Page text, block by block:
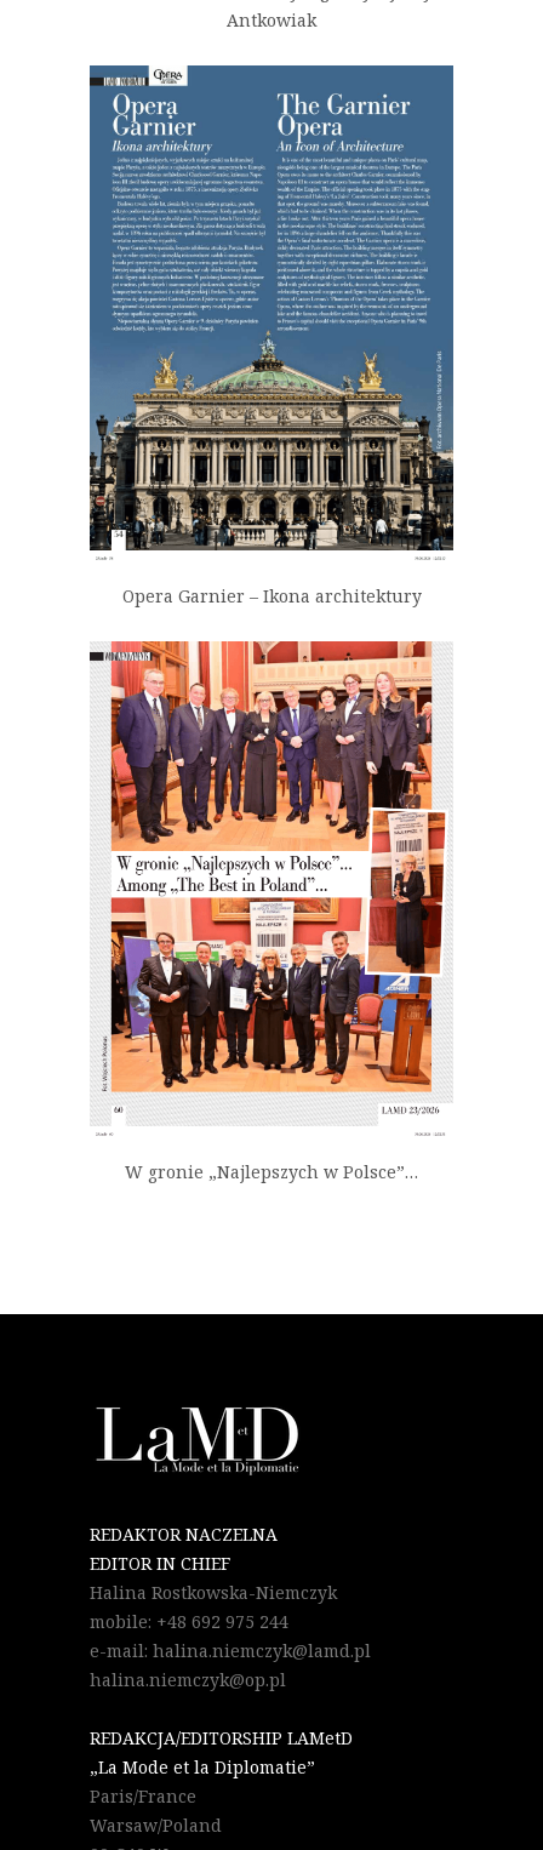
Antkowiak
Opera Garnier – Ikona architektury
W gronie „Najlepszych w Polsce”…
REDAKTOR NACZELNA
EDITOR IN CHIEF
Halina Rostkowska-Niemczyk
mobile: +48 692 975 244
e-mail: halina.niemczyk@lamd.pl
halina.niemczyk@op.pl
REDAKCJA/EDITORSHIP LAMetD
„La Mode et la Diplomatie”
Paris/France
Warsaw/Poland